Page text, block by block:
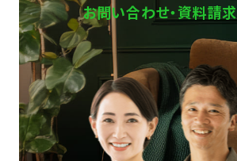
お問い合わせ・資料請求